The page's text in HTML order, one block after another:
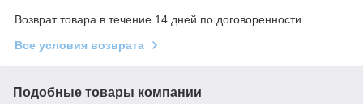
Возврат товара в течение 14 дней по договоренности
Все условия возврата
Подобные товары компании